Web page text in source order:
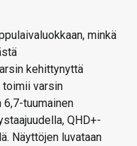
minkä
kehittynyttä
toimii varsin
tuumainen
QHD+-
Näyttöjen luvataan